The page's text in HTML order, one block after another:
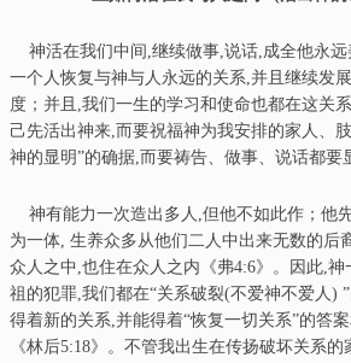
神活在我们中间,继续做事,说话,成全他永远
一个人恢复与神与人永远的关系,并且继续发
度；并且,我们一生的学习和使命也都在这关
己先活出神来,而要祝福神为我安排的家人、
神的显明”的确据,而要祷告、做事、说话都要
神有能力一次造出多人,但他不如此作；他
为一体, 生养众多从他们二人中出来无数的后
众人之中,也住在众人之内《弗4:6》。因此,
祖的犯罪,我们都在“关系破裂(不爱神不爱人)
得着新的关系,并能得着“恢复一切关系”的答
《林后5:18》。不管我出生在传扬破坏关系